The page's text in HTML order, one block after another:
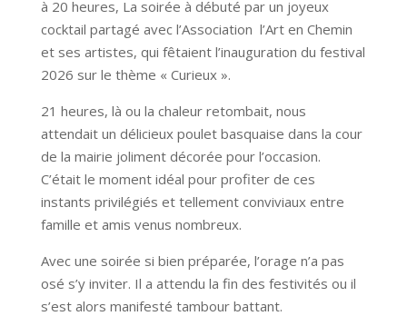
à 20 heures, La soirée à débuté par un joyeux
cocktail partagé avec l’Association l’Art en Chemin
et ses artistes, qui fêtaient l’inauguration du festival
2026 sur le thème « Curieux ».
21 heures, là ou la chaleur retombait, nous
attendait un délicieux poulet basquaise dans la cour
de la mairie joliment décorée pour l’occasion.
C’était le moment idéal pour profiter de ces
instants privilégiés et tellement conviviaux entre
famille et amis venus nombreux.
Avec une soirée si bien préparée, l’orage n’a pas
osé s’y inviter. Il a attendu la fin des festivités ou il
s’est alors manifesté tambour battant.